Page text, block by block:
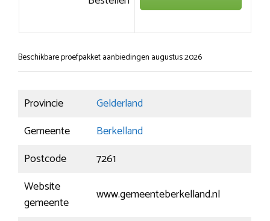
Beschikbare proefpakket aanbiedingen augustus 2026
Provincie
Gelderland
Gemeente
Berkelland
Postcode
7261
Website
gemeente
www.gemeenteberkelland.nl